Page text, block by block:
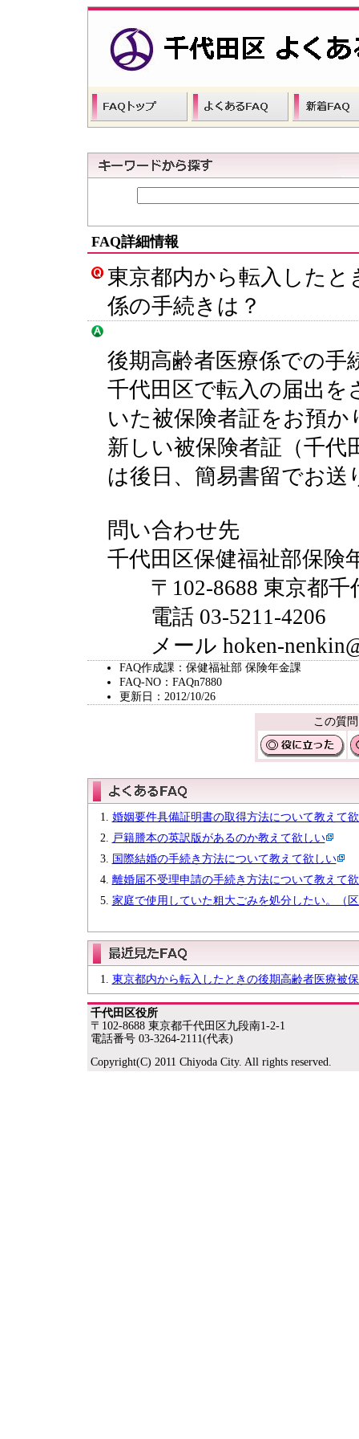
FAQ詳細情報
東京都内から転入したと
係の手続きは？
後期高齢者医療係での
千代田区で転入の届出を
いた被保険者証をお預
新しい被保険者証（千代
は後日、簡易書留で
問い合わせ先
千代田区保健福祉部保
〒102-8688 東京都千
電話 03-5211-4206
メール hoken-
FAQ作成課：保健福祉部 保険年金課
FAQ-NO：FAQn7880
更新日：2012/10/26
この質
婚姻要件具備証明書の取得方法について教えて
戸籍謄本の英訳版があるのか教えて欲しい
国際結婚の手続き方法について教えて欲しい
離婚届不受理申請の手続き方法について教えて
家庭で使用していた粗大ごみを処分したい。（
東京都内から転入したときの後期高齢者医療被
千代田区役所
〒102-8688 東京都千代田区九段南1-2-1
電話番号 03-3264-2111(代表)
Copyright(C) 2011 Chiyoda City. All rights reserved.